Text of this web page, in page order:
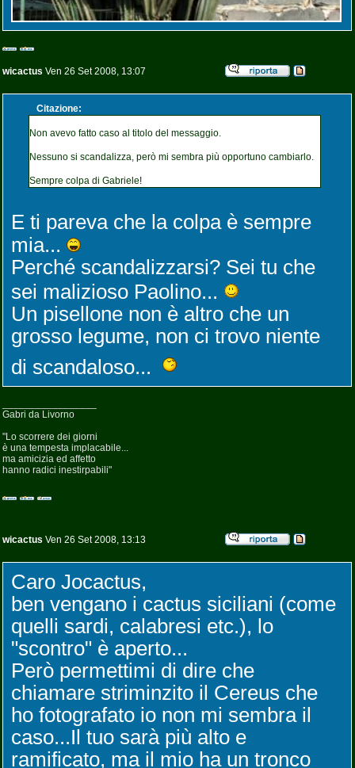
wicactus Ven 26 Set 2008, 13:07
Citazione:
Non avevo fatto caso al titolo del messaggio.
Nessuno si scandalizza, però mi sembra più opportuno cambiarlo.
Sempre colpa di Gabriele!
E ti pareva che la colpa è sempre
mia...
Perché scandalizzarsi? Sei tu che
sei malizioso Paolino...
Un pisellone non è altro che un
grosso legume, non ci trovo niente
di scandaloso...
Gabri da Livorno
"Lo scorrere dei giorni
è una tempesta implacabile...
ma amicizia ed affetto
hanno radici inestirpabili"
wicactus Ven 26 Set 2008, 13:13
Caro Jocactus,
ben vengano i cactus siciliani (come
quelli sardi, calabresi etc.), lo
"scontro" è aperto...
Però permettimi di dire che
chiamare striminzito il Cereus che
ho fotografato io non mi sembra il
caso...Il tuo sarà più alto e
ramificato, ma il mio ha un tronco